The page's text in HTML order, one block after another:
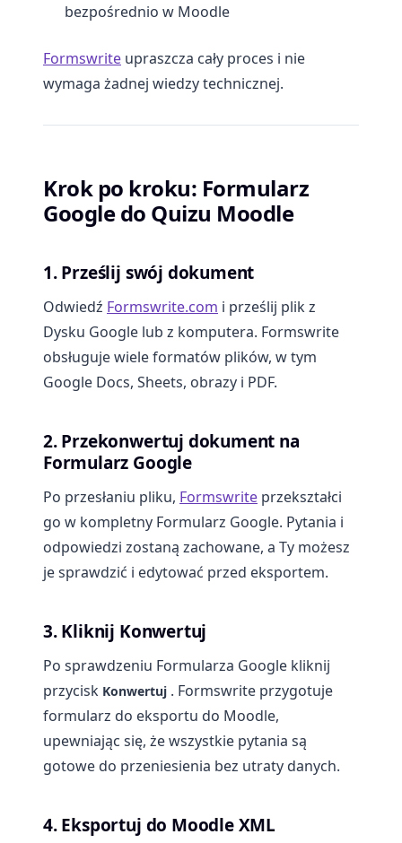
bezpośrednio w Moodle
Formswrite upraszcza cały proces i nie
wymaga żadnej wiedzy technicznej.
Krok po kroku: Formularz
Google do Quizu Moodle
1. Prześlij swój dokument
Odwiedź Formswrite.com i prześlij plik z
Dysku Google lub z komputera. Formswrite
obsługuje wiele formatów plików, w tym
Google Docs, Sheets, obrazy i PDF.
2. Przekonwertuj dokument na
Formularz Google
Po przesłaniu pliku, Formswrite przekształci
go w kompletny Formularz Google. Pytania i
odpowiedzi zostaną zachowane, a Ty możesz
je sprawdzić i edytować przed eksportem.
3. Kliknij Konwertuj
Po sprawdzeniu Formularza Google kliknij
przycisk Konwertuj . Formswrite przygotuje
formularz do eksportu do Moodle,
upewniając się, że wszystkie pytania są
gotowe do przeniesienia bez utraty danych.
4. Eksportuj do Moodle XML